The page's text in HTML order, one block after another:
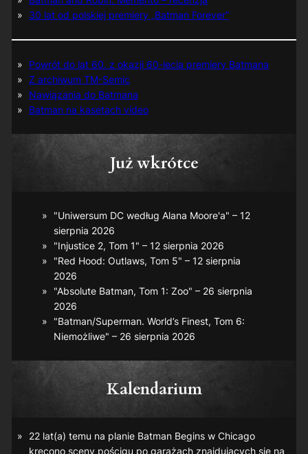
30 lat od polskiej premiery „Batman Forever”
Powrót do lat 60. z okazji 60-lecia premiery Batmana
Z archiwum TM-Semic
Nawiązania do Batmana
Batman na kasetach video
Już wkrótce
"Uniwersum DC według Alana Moore'a" – 12
sierpnia 2026
"Injustice 2, Tom 1" – 12 sierpnia 2026
"Red Hood: Outlaws, Tom 5" – 12 sierpnia
2026
"Absolute Batman, Tom 1: Zoo" – 26 sierpnia
2026
"Batman/Superman. World’s Finest, Tom 6:
Niemożliwe" – 26 sierpnia 2026
Kalendarium
22 lat(a) temu na planie Batman Beginsw Chicago
kręcono sceny pościgu po garażach znajdujących się na